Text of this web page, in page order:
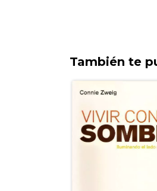
También te